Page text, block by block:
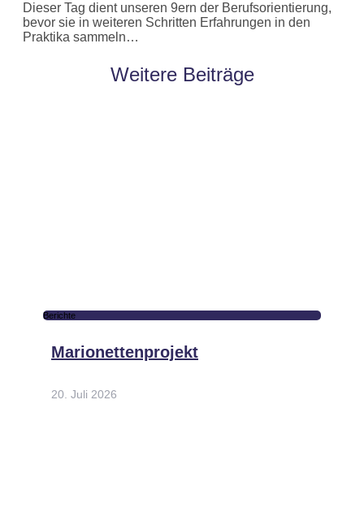
Dieser Tag dient unseren 9ern der Berufsorientierung,
bevor sie in weiteren Schritten Erfahrungen in den
Praktika sammeln…
Weitere Beiträge
Berichte
Marionettenprojekt
20. Juli 2026